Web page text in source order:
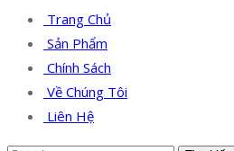
Trang Chủ
Sản Phẩm
Chính Sách
Về Chúng Tôi
Liên Hệ